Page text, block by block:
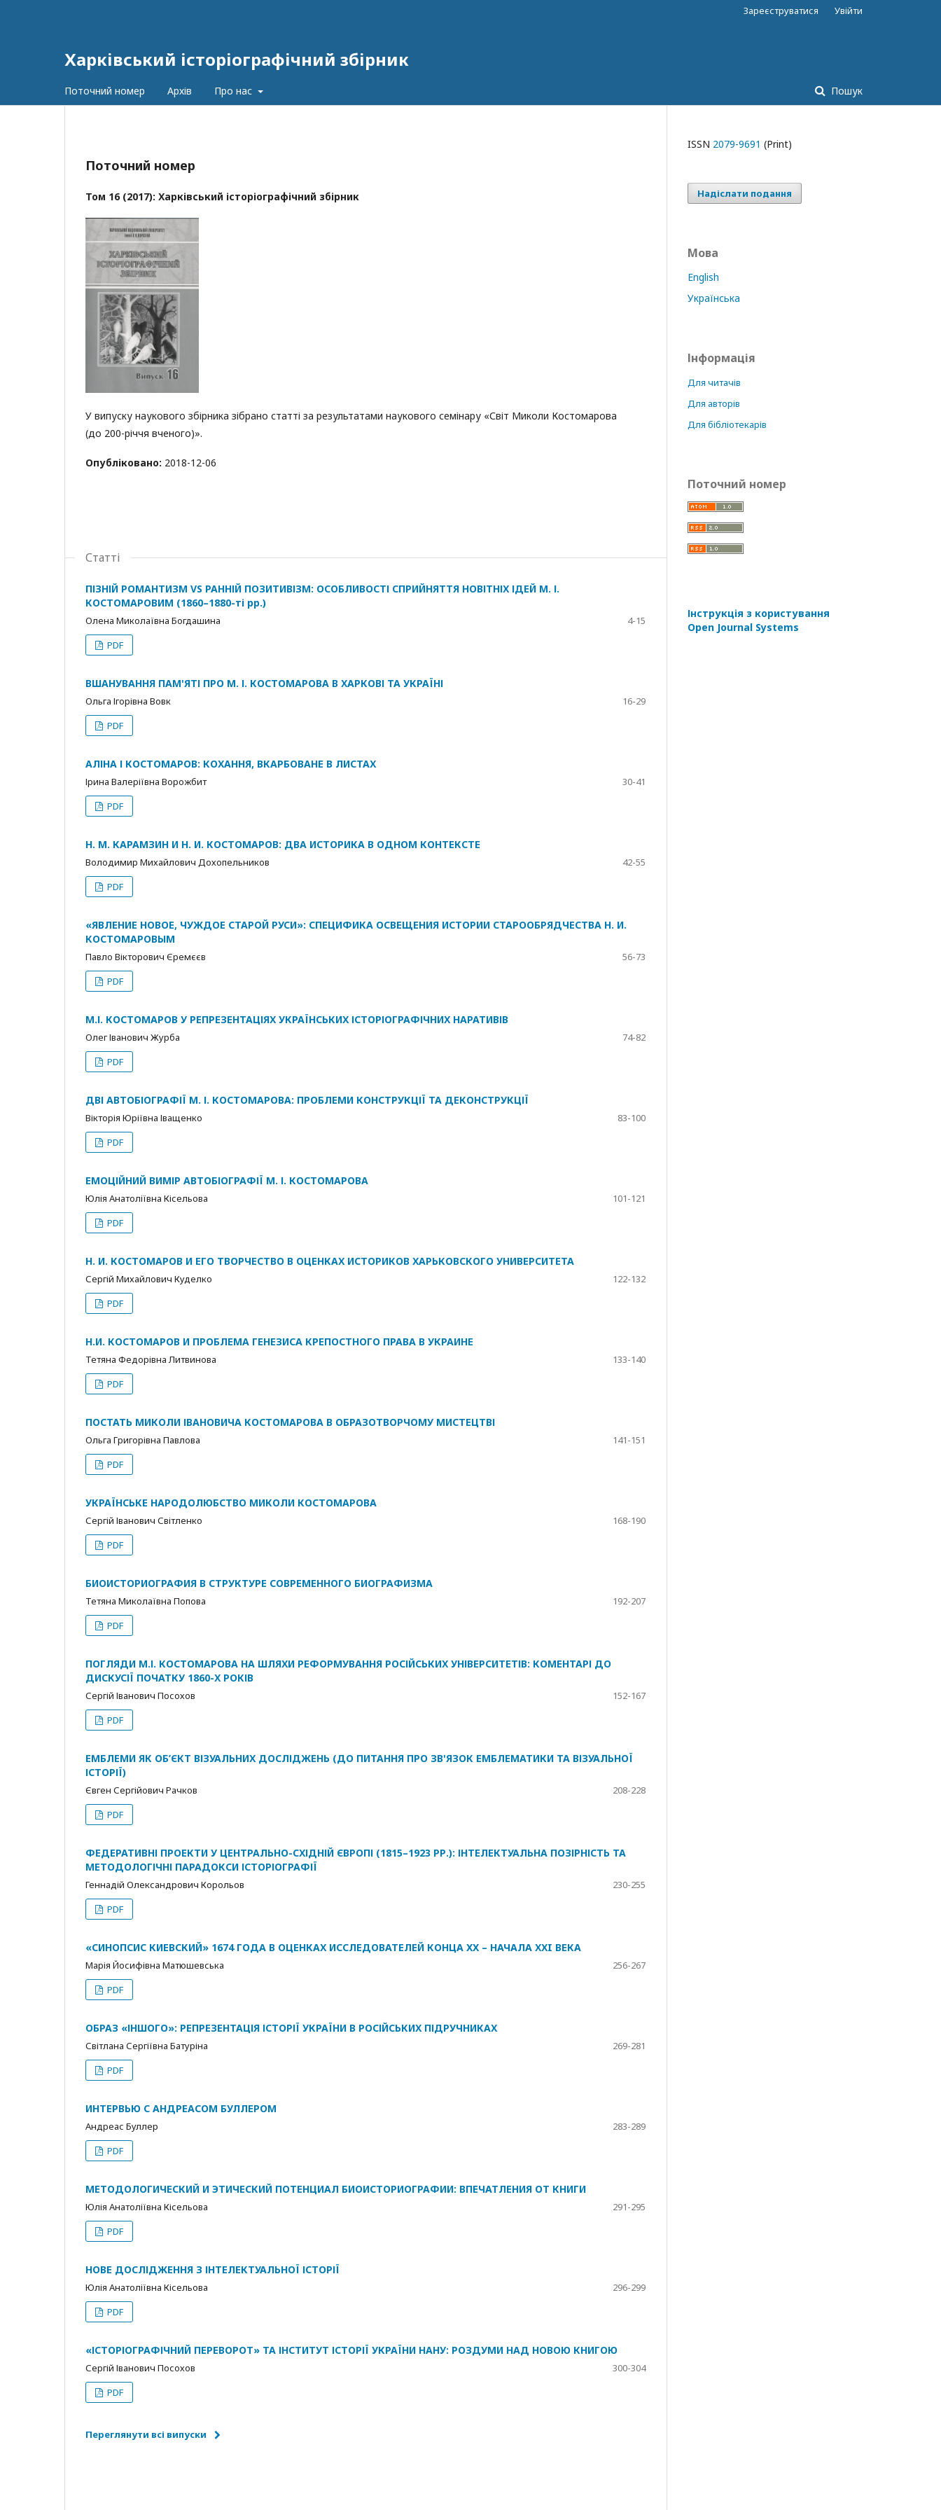
Харківський історіографічний збірник
Поточний номер Архів Про нас Пошук
Зареєструватися Увійти
Поточний номер
Том 16 (2017): Харківський історіографічний збірник
У випуску наукового збірника зібрано статті за результатами наукового семінару «Світ Миколи Костомарова
(до 200-річчя вченого)».
Опубліковано: 2018-12-06
Статті
ПІЗНІЙ РОМАНТИЗМ VS РАННІЙ ПОЗИТИВІЗМ: ОСОБЛИВОСТІ СПРИЙНЯТТЯ НОВІТНІХ ІДЕЙ М. І.
КОСТОМАРОВИМ (1860–1880-ті рр.)
Олена Миколаївна Богдашина
4-15
PDF
ВШАНУВАННЯ ПАМ'ЯТІ ПРО М. І. КОСТОМАРОВА В ХАРКОВІ ТА УКРАЇНІ
Ольга Ігорівна Вовк
16-29
PDF
АЛІНА І КОСТОМАРОВ: КОХАННЯ, ВКАРБОВАНЕ В ЛИСТАХ
Ірина Валеріївна Ворожбит
30-41
PDF
Н. М. КАРАМЗИН И Н. И. КОСТОМАРОВ: ДВА ИСТОРИКА В ОДНОМ КОНТЕКСТЕ
Володимир Михайлович Дохопельников
42-55
PDF
«ЯВЛЕНИЕ НОВОЕ, ЧУЖДОЕ СТАРОЙ РУСИ»: СПЕЦИФИКА ОСВЕЩЕНИЯ ИСТОРИИ СТАРООБРЯДЧЕСТВА Н. И.
КОСТОМАРОВЫМ
Павло Вікторович Єремєєв
56-73
PDF
М.І. КОСТОМАРОВ У РЕПРЕЗЕНТАЦІЯХ УКРАЇНСЬКИХ ІСТОРІОГРАФІЧНИХ НАРАТИВІВ
Олег Іванович Журба
74-82
PDF
ДВІ АВТОБІОГРАФІЇ М. І. КОСТОМАРОВА: ПРОБЛЕМИ КОНСТРУКЦІЇ ТА ДЕКОНСТРУКЦІЇ
Вікторія Юріївна Іващенко
83-100
PDF
ЕМОЦІЙНИЙ ВИМІР АВТОБІОГРАФІЇ М. І. КОСТОМАРОВА
Юлія Анатоліївна Кісельова
101-121
PDF
Н. И. КОСТОМАРОВ И ЕГО ТВОРЧЕСТВО В ОЦЕНКАХ ИСТОРИКОВ ХАРЬКОВСКОГО УНИВЕРСИТЕТА
Сергій Михайлович Куделко
122-132
PDF
Н.И. КОСТОМАРОВ И ПРОБЛЕМА ГЕНЕЗИСА КРЕПОСТНОГО ПРАВА В УКРАИНЕ
Тетяна Федорівна Литвинова
133-140
PDF
ПОСТАТЬ МИКОЛИ ІВАНОВИЧА КОСТОМАРОВА В ОБРАЗОТВОРЧОМУ МИСТЕЦТВІ
Ольга Григорівна Павлова
141-151
PDF
УКРАЇНСЬКЕ НАРОДОЛЮБСТВО МИКОЛИ КОСТОМАРОВА
Сергій Іванович Світленко
168-190
PDF
БИОИСТОРИОГРАФИЯ В СТРУКТУРЕ СОВРЕМЕННОГО БИОГРАФИЗМА
Тетяна Миколаївна Попова
192-207
PDF
ПОГЛЯДИ М.І. КОСТОМАРОВА НА ШЛЯХИ РЕФОРМУВАННЯ РОСІЙСЬКИХ УНІВЕРСИТЕТІВ: КОМЕНТАРІ ДО
ДИСКУСІЇ ПОЧАТКУ 1860-Х РОКІВ
Сергій Іванович Посохов
152-167
PDF
ЕМБЛЕМИ ЯК ОБ’ЄКТ ВІЗУАЛЬНИХ ДОСЛІДЖЕНЬ (ДО ПИТАННЯ ПРО ЗВ'ЯЗОК ЕМБЛЕМАТИКИ ТА ВІЗУАЛЬНОЇ
ІСТОРІЇ)
Євген Сергійович Рачков
208-228
PDF
ФЕДЕРАТИВНІ ПРОЕКТИ У ЦЕНТРАЛЬНО-СХІДНІЙ ЄВРОПІ (1815–1923 РР.): ІНТЕЛЕКТУАЛЬНА ПОЗІРНІСТЬ ТА
МЕТОДОЛОГІЧНІ ПАРАДОКСИ ІСТОРІОГРАФІЇ
Геннадій Олександрович Корольов
230-255
PDF
«СИНОПСИС КИЕВСКИЙ» 1674 ГОДА В ОЦЕНКАХ ИССЛЕДОВАТЕЛЕЙ КОНЦА XX – НАЧАЛА ХХI ВЕКА
Марія Йосифівна Матюшевська
256-267
PDF
ОБРАЗ «ІНШОГО»: РЕПРЕЗЕНТАЦІЯ ІСТОРІЇ УКРАЇНИ В РОСІЙСЬКИХ ПІДРУЧНИКАХ
Світлана Сергіївна Батуріна
269-281
PDF
ИНТЕРВЬЮ С АНДРЕАСОМ БУЛЛЕРОМ
Андреас Буллер
283-289
PDF
МЕТОДОЛОГИЧЕСКИЙ И ЭТИЧЕСКИЙ ПОТЕНЦИАЛ БИОИСТОРИОГРАФИИ: ВПЕЧАТЛЕНИЯ ОТ КНИГИ
Юлія Анатоліївна Кісельова
291-295
PDF
НОВЕ ДОСЛІДЖЕННЯ З ІНТЕЛЕКТУАЛЬНОЇ ІСТОРІЇ
Юлія Анатоліївна Кісельова
296-299
PDF
«ІСТОРІОГРАФІЧНИЙ ПЕРЕВОРОТ» ТА ІНСТИТУТ ІСТОРІЇ УКРАЇНИ НАНУ: РОЗДУМИ НАД НОВОЮ КНИГОЮ
Сергій Іванович Посохов
300-304
PDF
Переглянути всі випуски
ISSN 2079-9691 (Print)
Надіслати подання
Мова
English
Українська
Інформація
Для читачів
Для авторів
Для бібліотекарів
Поточний номер
Інструкція з користування
Open Journal Systems